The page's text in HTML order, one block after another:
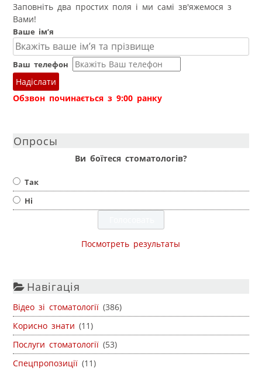
Заповніть два простих поля і ми самі зв'яжемося з
Вами!
Ваше ім’я
Ваш телефон
Надіслати
Обзвон починається з 9:00 ранку
Опросы
Ви боїтеся стоматологів?
Так
Ні
Посмотреть результаты
Навігація
Відео зі стоматології (386)
Корисно знати (11)
Послуги стоматології (53)
Спецпропозиції (11)